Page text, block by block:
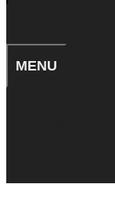
MENU